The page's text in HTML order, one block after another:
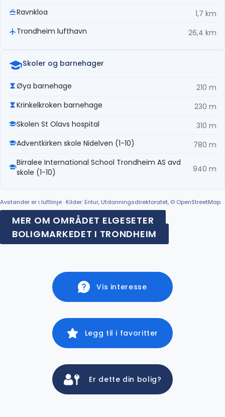
Ravnkloa
1,7 km
Trondheim lufthavn
26,4 km
Skoler og barnehager
Øya barnehage
210 m
Krinkelkroken barnehage
230 m
Skolen St Olavs hospital
310 m
Adventkirken skole Nidelven (1-10)
780 m
Birralee International School Trondheim AS avd
skole (1-10)
940 m
Avstander er i luftlinje · Kilder: Entur, Utdanningsdirektoratet, © OpenStreetMap
MER OM OMRÅDET ELGESETER
BOLIGMARKEDET I TRONDHEIM
Vis interesse
Legg til i favoritter
Er dette din bolig?